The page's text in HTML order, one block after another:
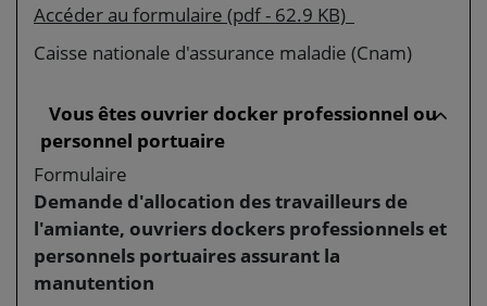
Accéder au formulaire (pdf - 62.9 KB)
Caisse nationale d'assurance maladie (Cnam)
Vous êtes ouvrier docker professionnel ou
personnel portuaire
Formulaire
Demande d'allocation des travailleurs de
l'amiante, ouvriers dockers professionnels et
personnels portuaires assurant la
manutention